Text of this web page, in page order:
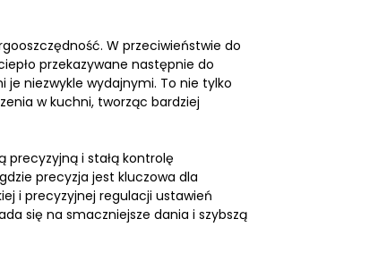
W przeciwieństwie do
przekazywane następnie do
je niezwykle wydajnymi. To nie tylko
w kuchni, tworząc bardziej
precyzyjną i stałą kontrolę
precyzja jest kluczowa dla
i precyzyjnej regulacji ustawień
się na smaczniejsze dania i szybszą